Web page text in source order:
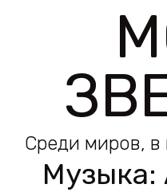
Среди миров,
Музыка: